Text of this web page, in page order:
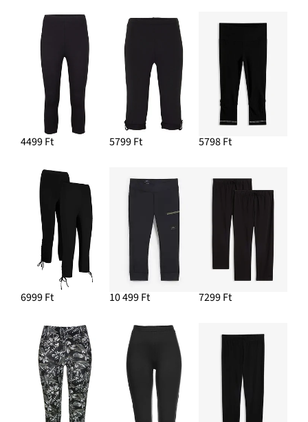
HOZZÁADÁS A KOSÁRHOZ
Ujjatlan póló
3799 Ft
HOZZÁADÁS A KOSÁRHOZ
Szabadidőcipő retro stílusban
10 999 Ft
Fülbevaló
4799 Ft
HOZZÁADÁS A KOSÁRHOZ
4499 Ft 5799 Ft 5798 Ft
6999 Ft 10 499 Ft 7299 Ft